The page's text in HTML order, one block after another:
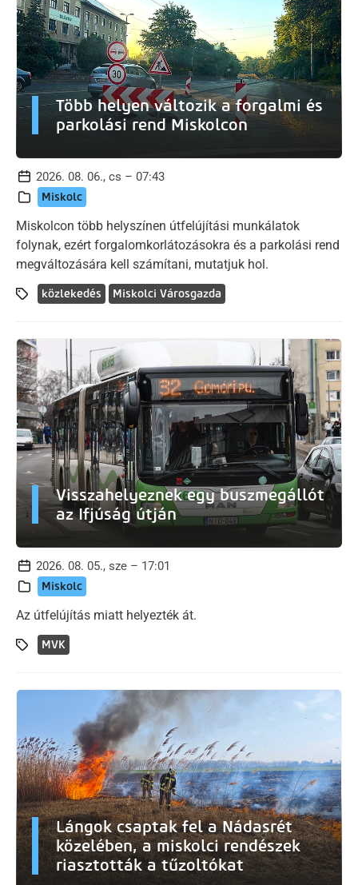
Több helyen változik a forgalmi és
parkolási rend Miskolcon
2026. 08. 06., cs – 07:43
Miskolc
Miskolcon több helyszínen útfelújítási munkálatok
folynak, ezért forgalomkorlátozásokra és a parkolási rend
megváltozására kell számítani, mutatjuk hol.
közlekedés Miskolci Városgazda
Visszahelyeznek egy buszmegállót
az Ifjúság útján
2026. 08. 05., sze – 17:01
Miskolc
Az útfelújítás miatt helyezték át.
MVK
Lángok csaptak fel a Nádasrét
közelében, a miskolci rendészek
riasztották a tűzoltókat